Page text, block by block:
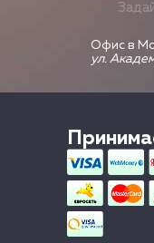
Офис в
ул.